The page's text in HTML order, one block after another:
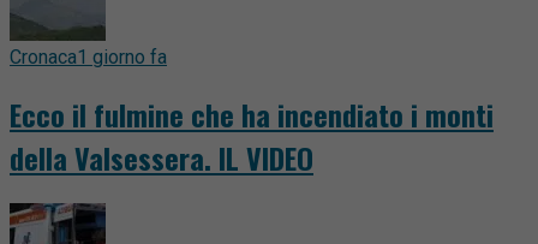
Cronaca1 giorno fa
Ecco il fulmine che ha incendiato i monti
della Valsessera. IL VIDEO